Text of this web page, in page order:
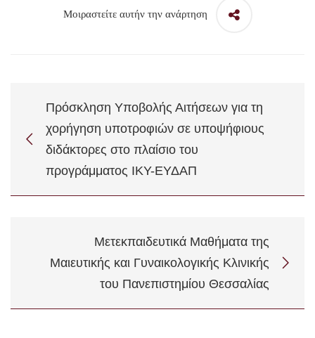
Μοιραστείτε αυτήν την ανάρτηση
Πρόσκληση Υποβολής Αιτήσεων για τη
χορήγηση υποτροφιών σε υποψήφιους
διδάκτορες στο πλαίσιο του
προγράμματος ΙΚΥ-ΕΥΔΑΠ
Μετεκπαιδευτικά Μαθήματα της
Μαιευτικής και Γυναικολογικής Κλινικής
του Πανεπιστημίου Θεσσαλίας